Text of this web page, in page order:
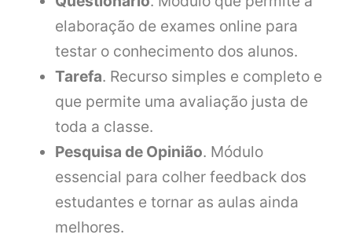
elaboração de exames online para
testar o conhecimento dos alunos.
Tarefa. Recurso simples e completo e
que permite uma avaliação justa de
toda a classe.
Pesquisa de Opinião. Módulo
essencial para colher feedback dos
estudantes e tornar as aulas ainda
melhores.